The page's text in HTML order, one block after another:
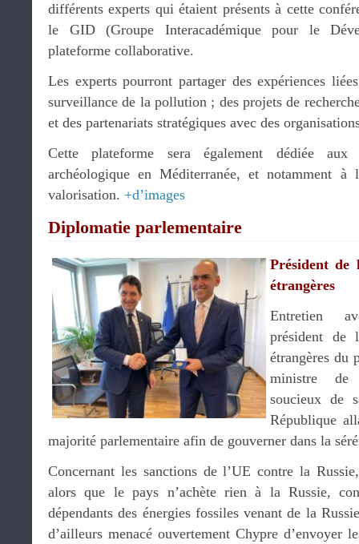
différents experts qui étaient présents à cette
le GID (Groupe Interacadémique pour le
plateforme collaborative.
Les experts pourront partager des expériences
surveillance de la pollution ; des projets de
et des partenariats stratégiques avec des
Cette plateforme sera également dédiée
archéologique en Méditerranée, et notamment à
valorisation. +d’images
Diplomatie parlementaire
Président de
étrangères
Entretien
président de
étrangères du
ministre de
soucieux de
République
majorité parlementaire afin de gouverner dans la
Concernant les sanctions de l’UE contre la
alors que le pays n’achète rien à la Russie,
dépendants des énergies fossiles venant de la
d’ailleurs menacé ouvertement Chypre d’envoyer